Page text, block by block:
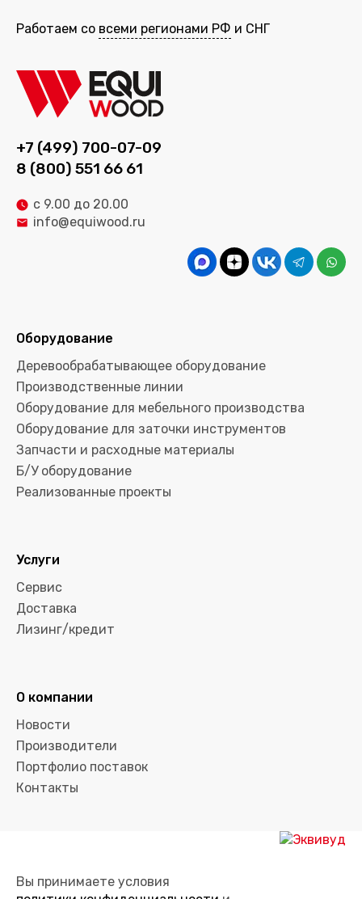
Работаем со всеми регионами РФ и СНГ
+7 (499) 700-07-09
8 (800) 551 66 61
с 9.00 до 20.00
info@equiwood.ru
Оборудование
Деревообрабатывающее оборудование
Производственные линии
Оборудование для мебельного производства
Оборудование для заточки инструментов
Запчасти и расходные материалы
Б/У оборудование
Реализованные проекты
Услуги
Сервис
Доставка
Лизинг/кредит
О компании
Новости
Производители
Портфолио поставок
Контакты
Вы принимаете условия